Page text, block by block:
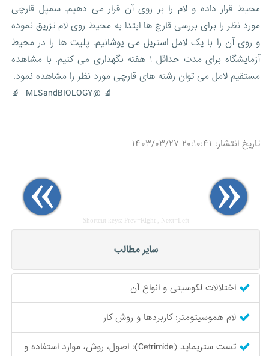
محیط قرار داده و لام را بر روی آن قرار می دهیم. سمپل قارچی
مورد نظر را برای بررسی قارچ ها ابتدا به محیط روی لام تزریق نموده
و روی آن را با یک لامل استریل می پوشانیم. پلیت ها را در محیط
آزمایشگاه برای مدت حداقل ۱ هفته نگهداری می کنیم. با مشاهده
مستقیم لامل می توان رشته های قارچی مورد نظر را مشاهده نمود.
🔬 @MLSandBIOLOGY 🔬
تاریخ انتشار: ۲۰:۱۰:۴۱ ۱۴۰۳/۰۳/۲۷
Shortcut keys: Prev=Right , Next=Left
سایر مطالب
اختلالات لکوسیتی و انواع آن
لام هموسیتومتر: کاربردها و روش کار
تست ستریماید (Cetrimide): اصول، روش، موارد استفاده و